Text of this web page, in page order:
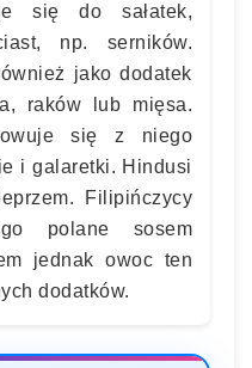
się do sałatek,
np. serników.
jako dodatek
raków lub mięsa.
się z niego
i galaretki. Hindusi
Filipińczycy
polane sosem
jednak owoc ten
dodatków.